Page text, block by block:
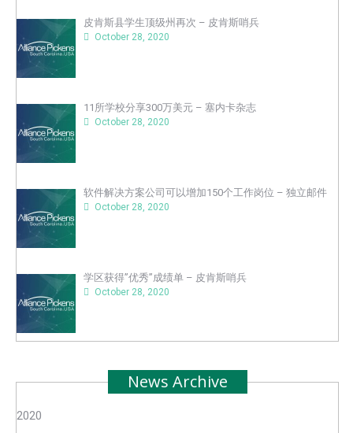
皮肯斯县学生顶级州再次 – 皮肯斯哨兵
October 28, 2020
11所学校分享300万美元 – 塞内卡杂志
October 28, 2020
软件解决方案公司可以增加150个工作岗位 – 独立邮件
October 28, 2020
学区获得”优秀”成绩单 – 皮肯斯哨兵
October 28, 2020
News Archive
2020